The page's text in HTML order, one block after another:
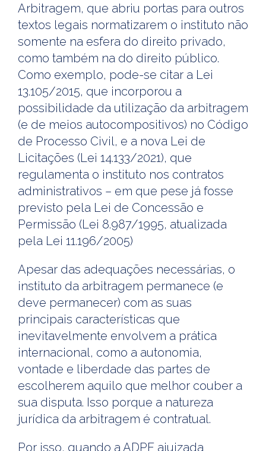
Arbitragem, que abriu portas para outros
textos legais normatizarem o instituto não
somente na esfera do direito privado,
como também na do direito público.
Como exemplo, pode-se citar a Lei
13.105/2015, que incorporou a
possibilidade da utilização da arbitragem
(e de meios autocompositivos) no Código
de Processo Civil, e a nova Lei de
Licitações (Lei 14.133/2021), que
regulamenta o instituto nos contratos
administrativos – em que pese já fosse
previsto pela Lei de Concessão e
Permissão (Lei 8.987/1995, atualizada
pela Lei 11.196/2005)
Apesar das adequações necessárias, o
instituto da arbitragem permanece (e
deve permanecer) com as suas
principais características que
inevitavelmente envolvem a prática
internacional, como a autonomia,
vontade e liberdade das partes de
escolherem aquilo que melhor couber a
sua disputa. Isso porque a natureza
jurídica da arbitragem é contratual.
Por isso, quando a ADPF ajuizada